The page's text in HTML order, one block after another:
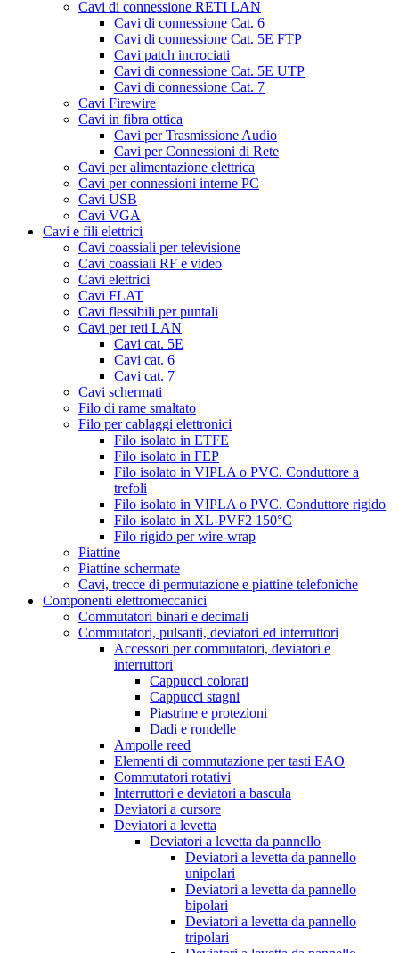
Cavi di connessione RETI LAN
Cavi di connessione Cat. 6
Cavi di connessione Cat. 5E FTP
Cavi patch incrociati
Cavi di connessione Cat. 5E UTP
Cavi di connessione Cat. 7
Cavi Firewire
Cavi in fibra ottica
Cavi per Trasmissione Audio
Cavi per Connessioni di Rete
Cavi per alimentazione elettrica
Cavi per connessioni interne PC
Cavi USB
Cavi VGA
Cavi e fili elettrici
Cavi coassiali per televisione
Cavi coassiali RF e video
Cavi elettrici
Cavi FLAT
Cavi flessibili per puntali
Cavi per reti LAN
Cavi cat. 5E
Cavi cat. 6
Cavi cat. 7
Cavi schermati
Filo di rame smaltato
Filo per cablaggi elettronici
Filo isolato in ETFE
Filo isolato in FEP
Filo isolato in VIPLA o PVC. Conduttore a
trefoli
Filo isolato in VIPLA o PVC. Conduttore rigido
Filo isolato in XL-PVF2 150°C
Filo rigido per wire-wrap
Piattine
Piattine schermate
Cavi, trecce di permutazione e piattine telefoniche
Componenti elettromeccanici
Commutatori binari e decimali
Commutatori, pulsanti, deviatori ed interruttori
Accessori per commutatori, deviatori e
interruttori
Cappucci colorati
Cappucci stagni
Piastrine e protezioni
Dadi e rondelle
Ampolle reed
Elementi di commutazione per tasti EAO
Commutatori rotativi
Interruttori e deviatori a bascula
Deviatori a cursore
Deviatori a levetta
Deviatori a levetta da pannello
Deviatori a levetta da pannello
unipolari
Deviatori a levetta da pannello
bipolari
Deviatori a levetta da pannello
tripolari